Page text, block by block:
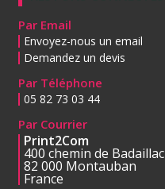
Par Email
Envoyez-nous un email
Demandez un devis
Par Téléphone
05 82 73 03 44
Par Courrier
Print2Com
400 chemin de Badaillac
82 000 Montauban
France